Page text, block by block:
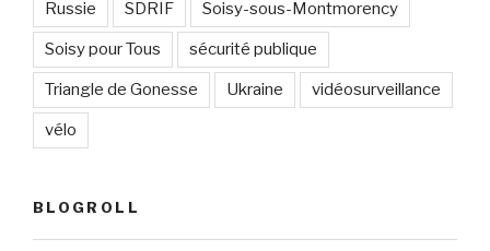
Russie SDRIF Soisy-sous-Montmorency
Soisy pour Tous sécurité publique
Triangle de Gonesse Ukraine vidéosurveillance
vélo
BLOGROLL